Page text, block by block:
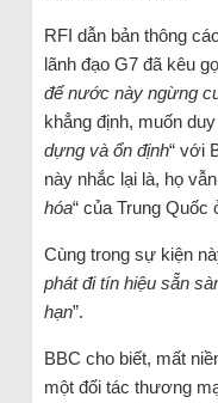
RFI dẫn bản thông
lãnh đạo G7 đã kêu
để nước này ngừng
khẳng định, muốn
dựng và ổn định“ với
này nhắc lại là, họ
hóa“ của Trung
Cùng trong sự kiện
phát đi tín hiệu sẵn
hạn”.
BBC cho biết, mất
một đối tác thương